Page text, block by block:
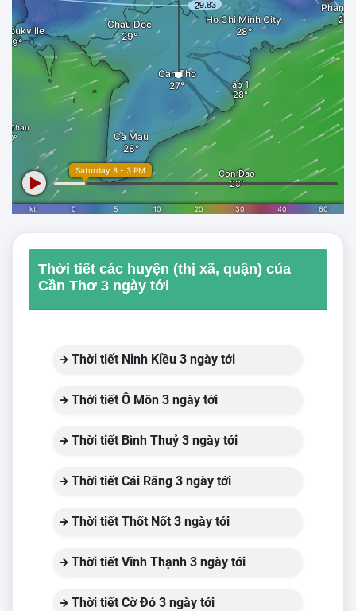
Thời tiết các huyện (thị xã, quận) của
Cần Thơ 3 ngày tới
Thời tiết Ninh Kiều 3 ngày tới
Thời tiết Ô Môn 3 ngày tới
Thời tiết Bình Thuỷ 3 ngày tới
Thời tiết Cái Răng 3 ngày tới
Thời tiết Thốt Nốt 3 ngày tới
Thời tiết Vĩnh Thạnh 3 ngày tới
Thời tiết Cờ Đỏ 3 ngày tới